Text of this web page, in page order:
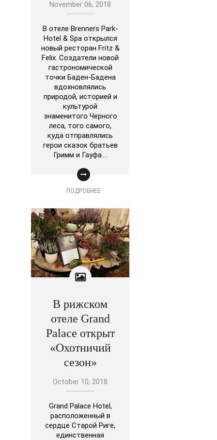
November 06, 2018
В отеле Brenners Park-
Hotel & Spa открылся
новый ресторан Fritz &
Felix. Создатели новой
гастрономической
точки Баден-Бадена
вдохновлялись
природой, историей и
культурой
знаменитого Черного
леса, того самого,
куда отправлялись
герои сказок братьев
Гримм и Гауфа.…
ПОДРОБНЕЕ
В рижском
отеле Grand
Palace открыт
«Охотничий
сезон»
October 10, 2018
Grand Palace Hotel,
расположенный в
сердце Старой Риге,
единственная